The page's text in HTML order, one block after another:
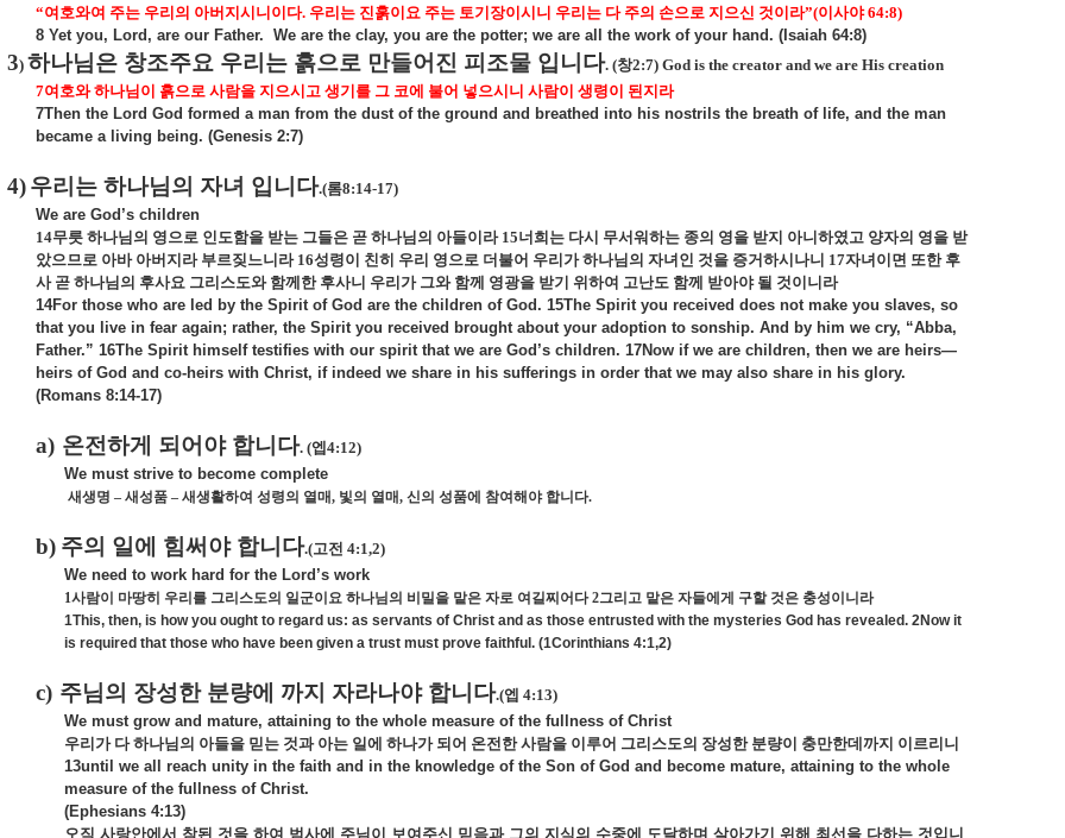
“여호와여 주는 우리의 아버지시니이다. 우리는 진훍이요 주는 토기장이시니 우리는 다 주의 손으로 지으신 것이라”(이사야64:8)
8 Yet you, Lord, are our Father. We are the clay, you are the potter; we are all the work of your hand. (Isaiah 64:8)
3) 하나님은 창조주요 우리는 흙으로 만들어진 피조물 입니다. (창2:7) God is the creator and we are His creation
7여호와 하나님이 흙으로 사람을 지으시고 생기를 그 코에 불어 넣으시니 사람이 생령이 된지라
7Then the Lord God formed a man from the dust of the ground and breathed into his nostrils the breath of life, and the man
became a living being. (Genesis 2:7)
4)우리는 하나님의 자녀 입니다.(롬8:14-17)
We are God’s children
14무릇 하나님의 영으로 인도함을 받는 그들은 곧 하나님의 아들이라15너희는 다시 무서워하는 종의 영을 받지 아니하였고 양자의 영을 받
았으므로 아바 아버지라 부르짖느니라16성령이 친히 우리 영으로 더불어 우리가 하나님의 자녀인 것을 증거하시나니 17자녀이면 또한 후
사 곧 하나님의 후사요 그리스도와 함께한 후사니 우리가 그와 함께 영광을 받기 위하여 고난도 함께 받아야 될 것이니라
14For those who are led by the Spirit of God are the children of God. 15The Spirit you received does not make you slaves, so
that you live in fear again; rather, the Spirit you received brought about your adoption to sonship. And by him we cry, “Abba,
Father.” 16The Spirit himself testifies with our spirit that we are God’s children. 17Now if we are children, then we are heirs—
heirs of God and co-heirs with Christ, if indeed we share in his sufferings in order that we may also share in his glory.
(Romans 8:14-17)
a) 온전하게 되어야 합니다. (엡4:12)
We must strive to become complete
새생명 – 새성품 – 새생활하여 성령의 열매, 빛의 열매, 신의 성품에 참여해야 합니다.
b) 주의 일에 힘써야 합니다.(고전 4:1,2)
We need to work hard for the Lord’s work
1사람이 마땅히 우리를 그리스도의 일군이요 하나님의 비밀을 맡은 자로 여길찌어다2그리고 맡은 자들에게 구할 것은 충성이니라
1This, then, is how you ought to regard us: as servants of Christ and as those entrusted with the mysteries God has revealed. 2Now it
is required that those who have been given a trust must prove faithful. (1Corinthians 4:1,2)
c) 주님의 장성한 분량에 까지 자라나야 합니다.(엡 4:13)
We must grow and mature, attaining to the whole measure of the fullness of Christ
우리가 다 하나님의 아들을 믿는 것과 아는 일에 하나가 되어 온전한 사람을 이루어 그리스도의 장성한 분량이 충만한데까지 이르리니
13until we all reach unity in the faith and in the knowledge of the Son of God and become mature, attaining to the whole
measure of the fullness of Christ.
(Ephesians 4:13)
오직 사랑안에서 참된 것을 하여 범사에 주님이 보여주신 믿음과 그의 지식의 수중에 도달하며 살아가기 위해 최선을 다하는 것입니